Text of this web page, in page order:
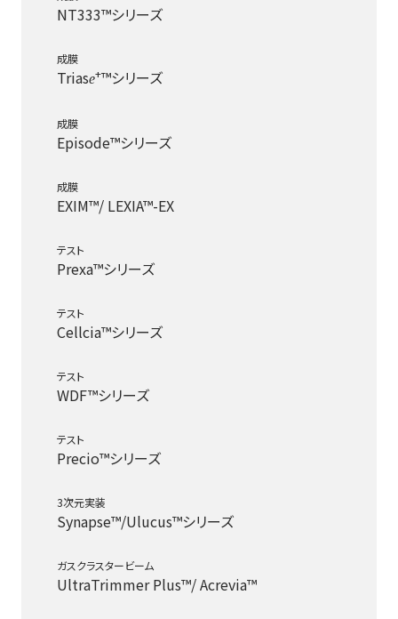
NT333™シリーズ
成膜
Triase+™シリーズ
成膜
Episode™シリーズ
成膜
EXIM™/ LEXIA™-EX
テスト
Prexa™シリーズ
テスト
Cellcia™シリーズ
テスト
WDF™シリーズ
テスト
Precio™シリーズ
3次元実装
Synapse™/Ulucus™シリーズ
ガスクラスタービーム
UltraTrimmer Plus™/ Acrevia™